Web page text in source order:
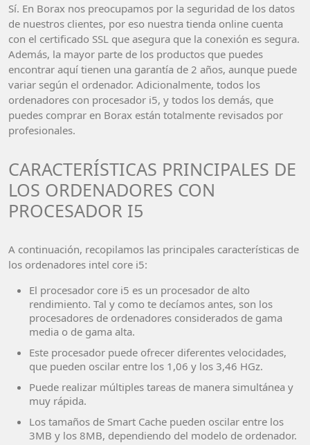
Sí. En Borax nos preocupamos por la seguridad de los datos
de nuestros clientes, por eso nuestra tienda online cuenta
con el certificado SSL que asegura que la conexión es segura.
Además, la mayor parte de los productos que puedes
encontrar aquí tienen una garantía de 2 años, aunque puede
variar según el ordenador. Adicionalmente, todos los
ordenadores con procesador i5, y todos los demás, que
puedes comprar en Borax están totalmente revisados por
profesionales.
CARACTERÍSTICAS PRINCIPALES DE
LOS ORDENADORES CON
PROCESADOR I5
A continuación, recopilamos las principales características de
los ordenadores intel core i5:
El procesador core i5 es un procesador de alto
rendimiento. Tal y como te decíamos antes, son los
procesadores de ordenadores considerados de gama
media o de gama alta.
Este procesador puede ofrecer diferentes velocidades,
que pueden oscilar entre los 1,06 y los 3,46 HGz.
Puede realizar múltiples tareas de manera simultánea y
muy rápida.
Los tamaños de Smart Cache pueden oscilar entre los
3MB y los 8MB, dependiendo del modelo de ordenador.